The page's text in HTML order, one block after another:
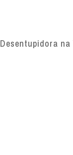
Desentupidora